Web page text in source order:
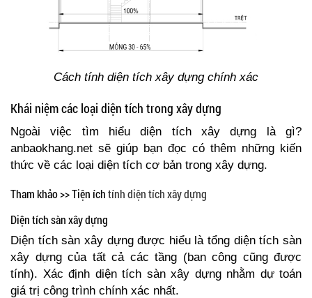
Cách tính diện tích xây dựng chính xác
Khái niệm các loại diện tích trong xây dựng
Ngoài việc tìm hiểu diện tích xây dựng là gì?
anbaokhang.net sẽ giúp bạn đọc có thêm những kiến
thức về các loại diện tích cơ bản trong xây dựng.
Tham khảo >> Tiện íchtính diện tích xây dựng
Diện tích sàn xây dựng
Diện tích sàn xây dựng được hiểu là tổng diện tích sàn
xây dựng của tất cả các tầng (ban công cũng được
tính). Xác định diện tích sàn xây dựng nhằm dự toán
giá trị công trình chính xác nhất.